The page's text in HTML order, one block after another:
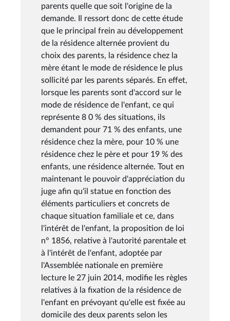
parents quelle que soit l'origine de la
demande. Il ressort donc de cette étude
que le principal frein au développement
de la résidence alternée provient du
choix des parents, la résidence chez la
mère étant le mode de résidence le plus
sollicité par les parents séparés. En effet,
lorsque les parents sont d'accord sur le
mode de résidence de l'enfant, ce qui
représente 8 0 % des situations, ils
demandent pour 71 % des enfants, une
résidence chez la mère, pour 10 % une
résidence chez le père et pour 19 % des
enfants, une résidence alternée. Tout en
maintenant le pouvoir d'appréciation du
juge afin qu'il statue en fonction des
éléments particuliers et concrets de
chaque situation familiale et ce, dans
l'intérêt de l'enfant, la proposition de loi
n° 1856, relative à l'autorité parentale et
à l'intérêt de l'enfant, adoptée par
l'Assemblée nationale en première
lecture le 27 juin 2014, modifie les règles
relatives à la fixation de la résidence de
l'enfant en prévoyant qu'elle est fixée au
domicile des deux parents selon les